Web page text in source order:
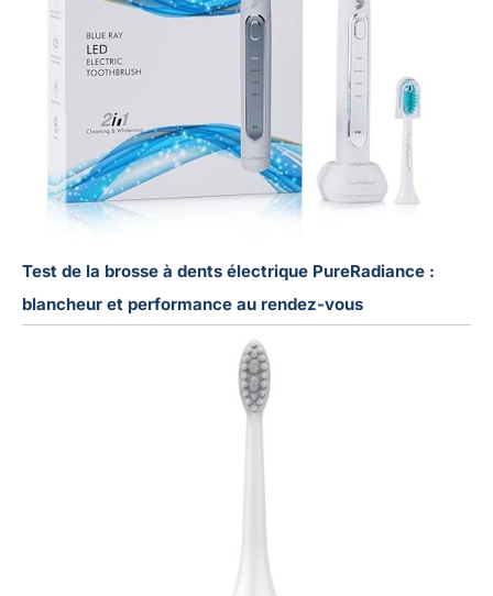
Test de la brosse à dents électrique PureRadiance :
blancheur et performance au rendez-vous